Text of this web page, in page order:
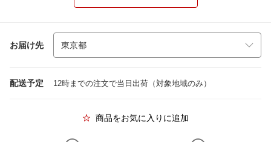
お届け先
配送予定 12時までの注文で当日出荷（対象地域のみ）
商品をお気に入りに追加